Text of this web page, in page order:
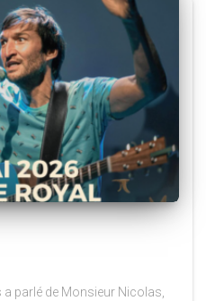
parlé de Monsieur Nicolas,